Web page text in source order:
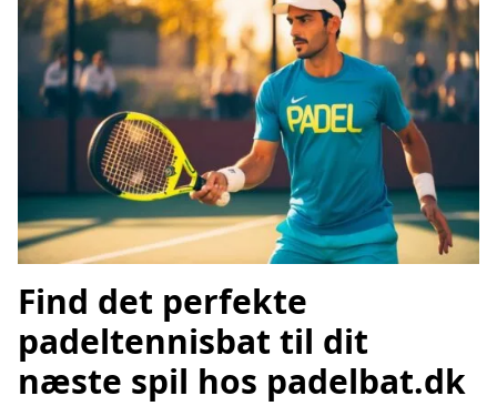
Find det perfekte
padeltennisbat til dit
næste spil hos padelbat.dk